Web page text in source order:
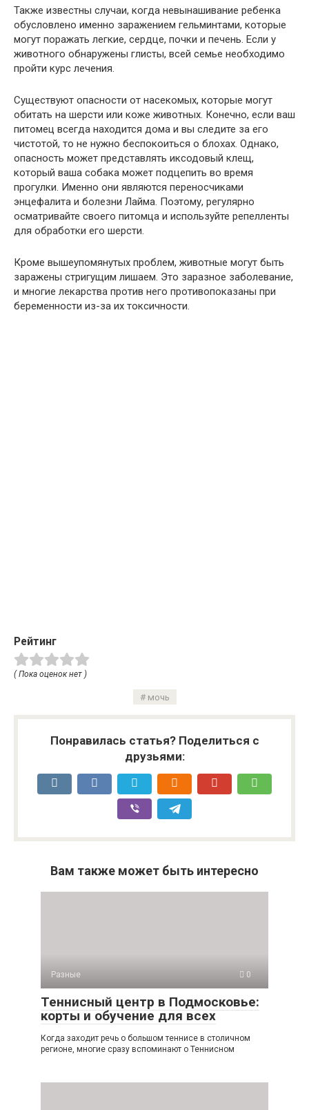
Также известны случаи, когда невынашивание ребенка
обусловлено именно заражением гельминтами, которые
могут поражать легкие, сердце, почки и печень. Если у
животного обнаружены глисты, всей семье необходимо
пройти курс лечения.
Существуют опасности от насекомых, которые могут
обитать на шерсти или коже животных. Конечно, если ваш
питомец всегда находится дома и вы следите за его
чистотой, то не нужно беспокоиться о блохах. Однако,
опасность может представлять иксодовый клещ,
который ваша собака может подцепить во время
прогулки. Именно они являются переносчиками
энцефалита и болезни Лайма. Поэтому, регулярно
осматривайте своего питомца и используйте репелленты
для обработки его шерсти.
Кроме вышеупомянутых проблем, животные могут быть
заражены стригущим лишаем. Это заразное заболевание,
и многие лекарства против него противопоказаны при
беременности из-за их токсичности.
Рейтинг
( Пока оценок нет )
мочь
Понравилась статья? Поделиться с
друзьями:
Вам также может быть интересно
Разные 0
Теннисный центр в Подмосковье:
корты и обучение для всех
Когда заходит речь о большом теннисе в столичном
регионе, многие сразу вспоминают о Теннисном